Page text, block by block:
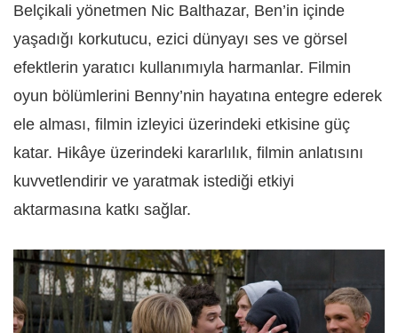
Belçikali yönetmen Nic Balthazar, Ben’in içinde
yaşadığı korkutucu, ezici dünyayı ses ve görsel
efektlerin yaratıcı kullanımıyla harmanlar. Filmin
oyun bölümlerini Benny’nin hayatına entegre ederek
ele alması, filmin izleyici üzerindeki etkisine güç
katar. Hikâye üzerindeki kararlılık, filmin anlatısını
kuvvetlendirir ve yaratmak istediği etkiyi
aktarmasına katkı sağlar.